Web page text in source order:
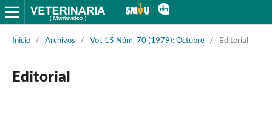
Inicio / Archivos / Vol. 15 Núm. 70 (1979): Octubre / Editorial
Editorial